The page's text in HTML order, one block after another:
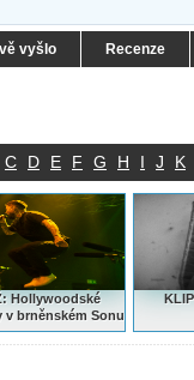
vyšlo Recenze
C D E F G H I J K
Hollywoodské
v brněnském Sonu